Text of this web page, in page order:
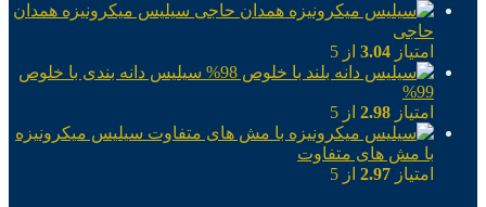
سیلیس میکرونیزه همدان
حاجی
امتیاز 3.04 از 5
سیلیس دانه بندی با خلوص
99%
امتیاز 2.98 از 5
سیلیس میکرونیزه
با مش های متفاوت
امتیاز 2.97 از 5